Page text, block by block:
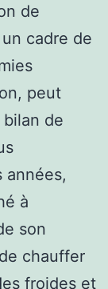
de
cadre de
peut
bilan de
années,
à
son
chauffer
froides et